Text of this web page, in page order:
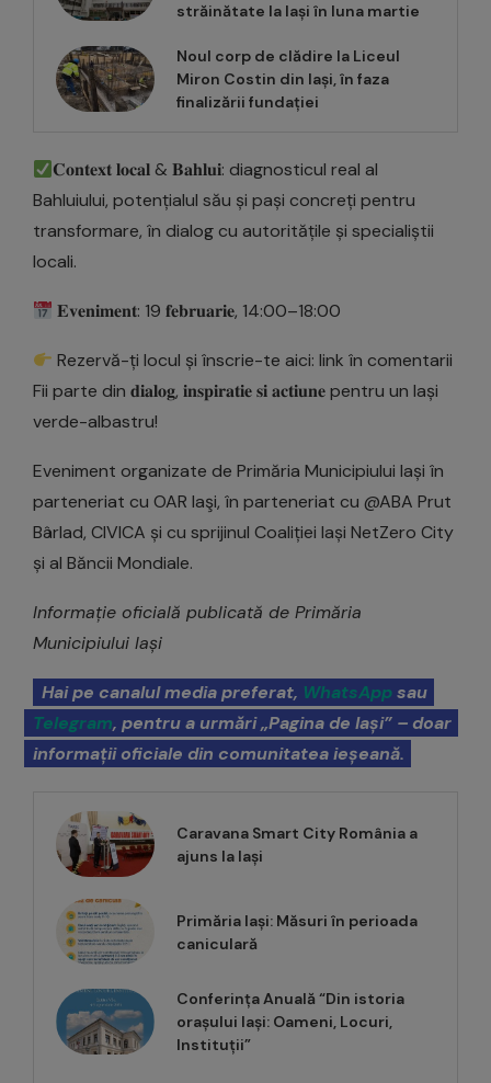
străinătate la Iași în luna martie
Noul corp de clădire la Liceul
Miron Costin din Iași, în faza
finalizării fundației
𝐂𝐨𝐧𝐭𝐞𝐱𝐭 𝐥𝐨𝐜𝐚𝐥 & 𝐁𝐚𝐡𝐥𝐮𝐢: diagnosticul real al
Bahluiului, potențialul său și pași concreți pentru
transformare, în dialog cu autoritățile și specialiștii
locali.
𝐄𝐯𝐞𝐧𝐢𝐦𝐞𝐧𝐭: 19 𝐟𝐞𝐛𝐫𝐮𝐚𝐫𝐢𝐞, 14:00–18:00
Rezervă-ți locul și înscrie-te aici: link în comentarii
Fii parte din 𝐝𝐢𝐚𝐥𝐨𝐠, 𝐢𝐧𝐬𝐩𝐢𝐫𝐚𝐭𝐢𝐞 𝐬𝐢 𝐚𝐜𝐭𝐢𝐮𝐧𝐞 pentru un Iași
verde-albastru!
Eveniment organizate de Primăria Municipiului Iași în
parteneriat cu OAR Iaşi, în parteneriat cu @ABA Prut
Bârlad, CIVICA și cu sprijinul Coaliției Iași NetZero City
și al Băncii Mondiale.
Informație oficială publicată de Primăria
Municipiului Iași
Hai pe canalul media preferat, WhatsAppsau
Telegram, pentru a urmări „Pagina de Iași” – doar
informații oficiale din comunitatea ieșeană.
Caravana Smart City România a
ajuns la Iași
Primăria Iași: Măsuri în perioada
caniculară
Conferința Anuală “Din istoria
orașului Iași: Oameni, Locuri,
Instituții”